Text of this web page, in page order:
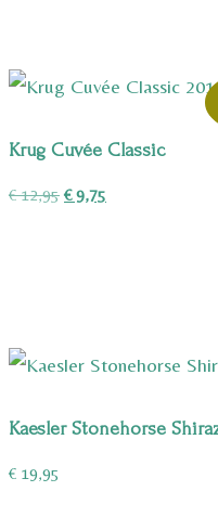
Krug Cuvée Classic
€12,95 Oorspronkelijke
€9,75
Kaesler Stonehorse
€ 19,95